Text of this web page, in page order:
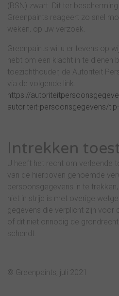
(BSN) zwart. Dit ter
Greenpaints reageert zo snel
weken, op uw verzoek.
Greenpaints wil u er tevens op
hebt om een klacht in te dienen
toezichthouder, de Autoriteit
via de volgende link:
https://
autoriteit-persoonsgegevens/
Intrekken
U heeft het recht om verleende
van de hierboven genoemde
persoonsgegevens in te
niet in strijd is met overige
gegevens die verplicht zijn voor
of dit niet onnodig de
schendt.
© Greenpaints, juli 2021